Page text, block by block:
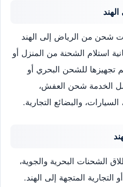
شحن من الرياض إلى الهند
استلام الشحنة من المنزل أو
تجهيزها للشحن البحري أو
الخدمة شحن العفش،
السيارات، والبضائع التجارية.
الشحنات البحرية والجوية،
المتجهة إلى الهند.